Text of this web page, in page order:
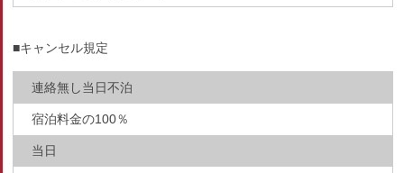
■キャンセル規定
連絡無し当日不泊
宿泊料金の100％
当日